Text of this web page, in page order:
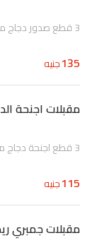
3 قطع صدور دجاج مقلية متبلة بالتوابل الهندية
135جنيه
مقبلات اجنحة
3 قطع اجنحة دجاج مقلية متبلة بالبهارات
115جنيه
مقبلات جمبري